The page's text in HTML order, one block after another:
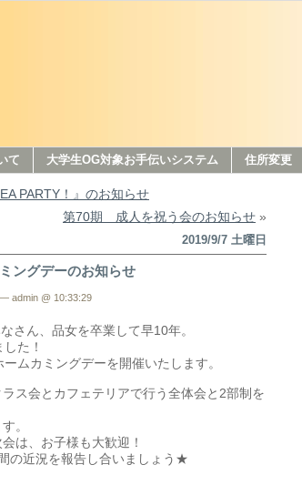
て 大学生OG対象お手伝いシステム 住所変更
PARTY！』のお知らせ
第70期 成人を祝う会のお知らせ »
2019/9/7 土曜日
ングデーのお知らせ
— admin @ 10:33:29
さん、品女を卒業して早10年。
た！
ムカミングデーを開催いたします。
ス会とカフェテリアで行う全体会と2部制を
。
は、お子様も大歓迎！
の近況を報告し合いましょう★